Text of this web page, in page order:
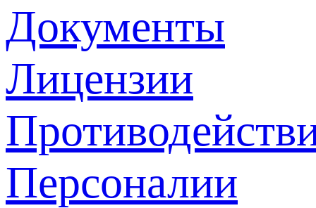
Документы
Лицензии
Персоналии